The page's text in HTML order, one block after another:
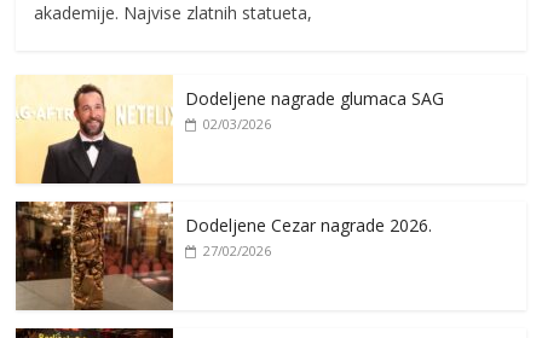
akademije. Najvise zlatnih statueta,
Dodeljene nagrade glumaca SAG
02/03/2026
Dodeljene Cezar nagrade 2026.
27/02/2026